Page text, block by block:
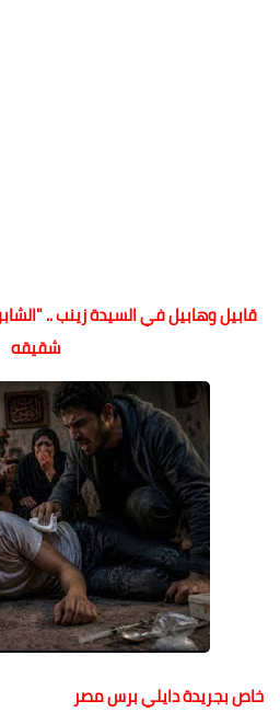
قابيل وهابيل في السيدة زينب ..
شقيقه
خاص بجريدة دايلي برس مصر